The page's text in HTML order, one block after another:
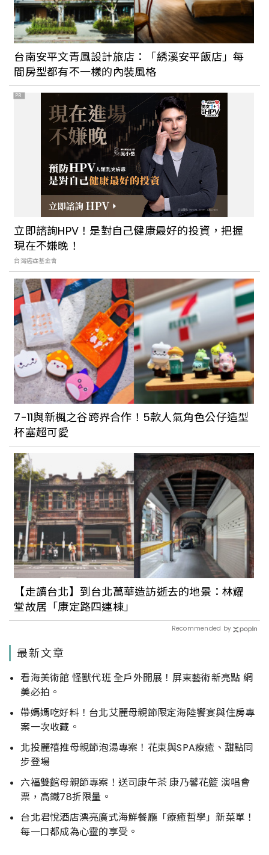
台南安平文青風設計旅店：「綉溪安平飯店」每
間房型都有不一樣的內裝風格
PR
立即諮詢HPV！是對自己健康最好的投資，把握
現在不嫌晚！
台灣癌症基金會
7-11與新楓之谷跨界合作！5款人氣角色公仔造型
杯塞超可愛
【走讀台北】到台北萬華造訪逝去的地景：林耀
堂故居「康定路四連棟」
Recommended by
最新文章
看海美術館 怪獸代班 全戶外開展！屏東藝術新亮點 網
美必拍。
帶媽媽吃好料！台北艾麗母親節限定海陸饗宴與住房專
案一次收藏。
北投麗禧推母親節泡湯專案！花束與SPA療癒、甜點同
步登場
六福雙館母親節專案！送司康午茶 康乃馨花籃 演唱會
票，高鐵78折限量。
台北君悅酒店漂亮廣式海鮮餐廳「療癒哲學」新菜單！
每一口都成為心靈的享受。